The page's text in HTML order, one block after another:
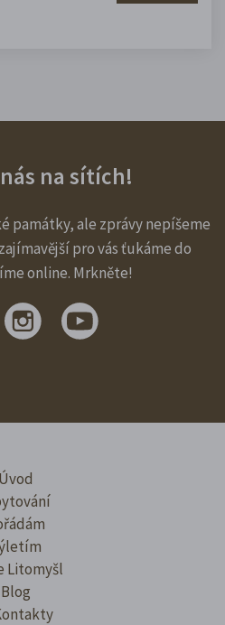
na sítích!
památky, ale zprávy nepíšeme
pro vás ťukáme do
online. Mrkněte!
Úvod
Litomyšl
Blog